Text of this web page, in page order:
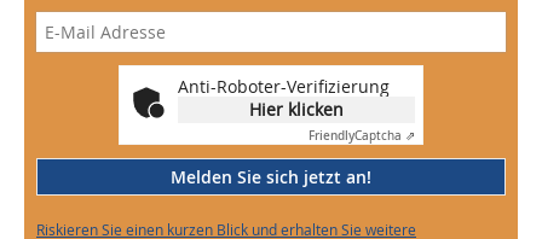
Anti-Roboter-Verifizierung
Hier klicken
FriendlyCaptcha ⇗
Melden Sie sich jetzt an!
Riskieren Sie einen kurzen Blick und erhalten Sie weitere